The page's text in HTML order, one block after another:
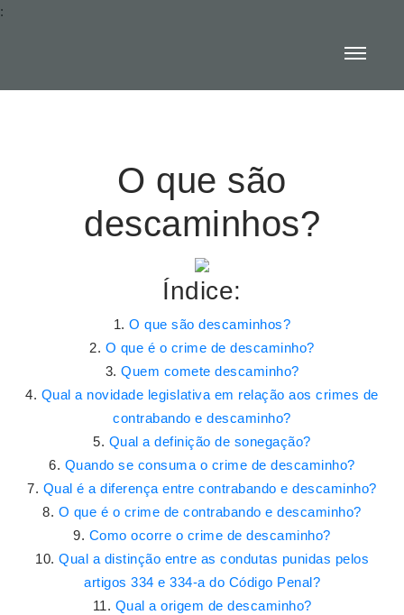
:
O que são
descaminhos?
Índice:
O que são descaminhos?
O que é o crime de descaminho?
Quem comete descaminho?
Qual a novidade legislativa em relação aos crimes de
contrabando e descaminho?
Qual a definição de sonegação?
Quando se consuma o crime de descaminho?
Qual é a diferença entre contrabando e descaminho?
O que é o crime de contrabando e descaminho?
Como ocorre o crime de descaminho?
Qual a distinção entre as condutas punidas pelos
artigos 334 e 334-a do Código Penal?
Qual a origem de descaminho?